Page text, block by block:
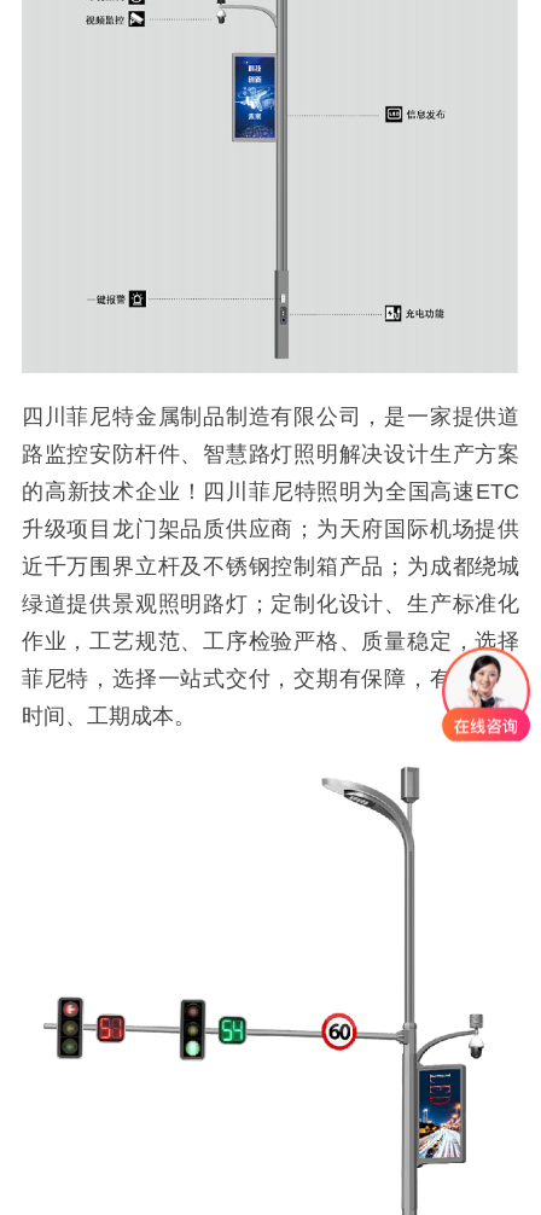
四川菲尼特金属制品制造有限公司，是一家提供道
路监控安防杆件、智慧路灯照明解决设计生产方案
的高新技术企业！四川菲尼特照明为全国高速ETC
升级项目龙门架品质供应商；为天府国际机场提供
近千万围界立杆及不锈钢控制箱产品；为成都绕城
绿道提供景观照明路灯；定制化设计、生产标准化
作业，工艺规范、工序检验严格、质量稳定，选择
菲尼特，选择一站式交付，交期有保障，有效缩减
时间、工期成本。